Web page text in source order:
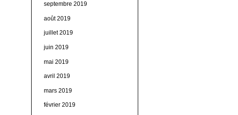
septembre 2019
août 2019
juillet 2019
juin 2019
mai 2019
avril 2019
mars 2019
février 2019